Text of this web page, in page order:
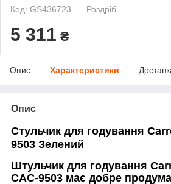
Код: GS436723
Роздріб
5 311 ₴
Опис Характеристики
Опис
Стульчик для годування
9503 Зелений
Штульчик для годування
САС-9503 має добре